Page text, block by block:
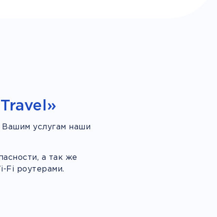
услугам наши
а так же
Fi роутерами.